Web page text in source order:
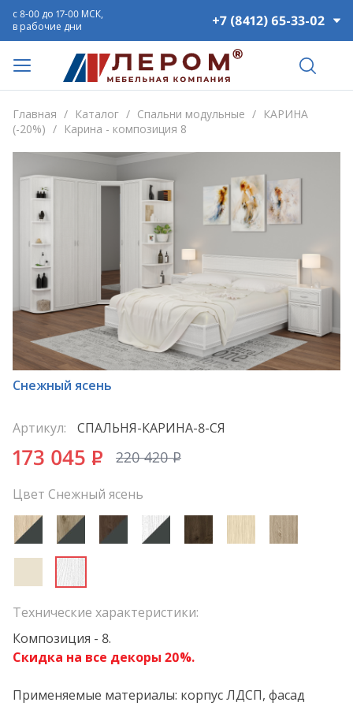
+7 (8412) 65-33-02
с 8-00 до 17-00 МСК,
в рабочие дни
Главная / Каталог / Спальни модульные / КАРИНА
(-20%) / Карина - композиция 8
*
Снежный ясень
Артикул: СПАЛЬНЯ-КАРИНА-8-СЯ
173 045 P 220 420P
Цвет Снежный ясень
Технические характеристики:
Композиция - 8.
Скидка на все декоры 20%.
Применяемые материалы: корпус ЛДСП, фасад